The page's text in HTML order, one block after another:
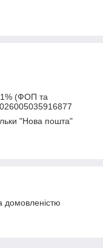
(ФОП та
"Нова пошта"
домовленістю